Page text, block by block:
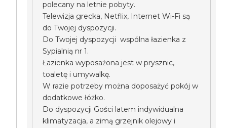
polecany na letnie pobyty.
Telewizja grecka, Netflix, Internet Wi-Fi są
do Twojej dyspozycji.
Do Twojej dyspozycji wspólna łazienka z
Sypialnią nr 1.
Łazienka wyposażona jest w prysznic,
toaletę i umywalkę.
W razie potrzeby można doposażyć pokój w
dodatkowe łóżko.
Do dyspozycji Gości latem indywidualna
klimatyzacja, a zimą grzejnik olejowy i